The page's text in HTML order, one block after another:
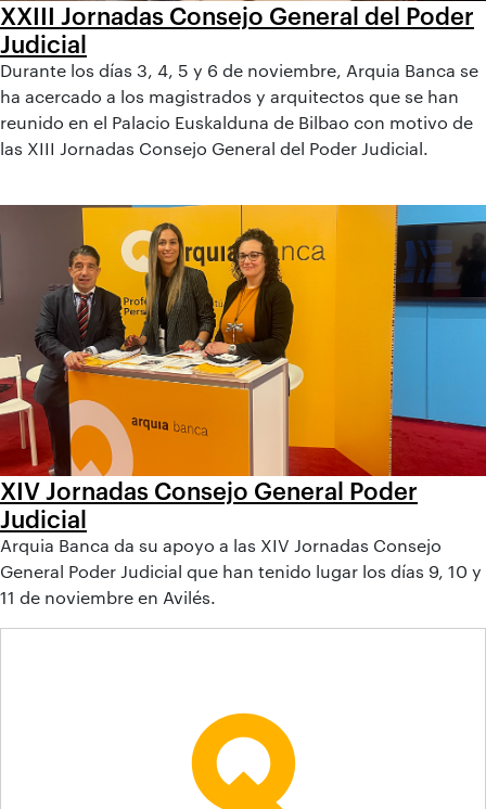
XXIII Jornadas Consejo General del Poder
Judicial
Durante los días 3, 4, 5 y 6 de noviembre, Arquia Banca se
ha acercado a los magistrados y arquitectos que se han
reunido en el Palacio Euskalduna de Bilbao con motivo de
las XIII Jornadas Consejo General del Poder Judicial.
XIV Jornadas Consejo General Poder
Judicial
Arquia Banca da su apoyo a las XIV Jornadas Consejo
General Poder Judicial que han tenido lugar los días 9, 10 y
11 de noviembre en Avilés.